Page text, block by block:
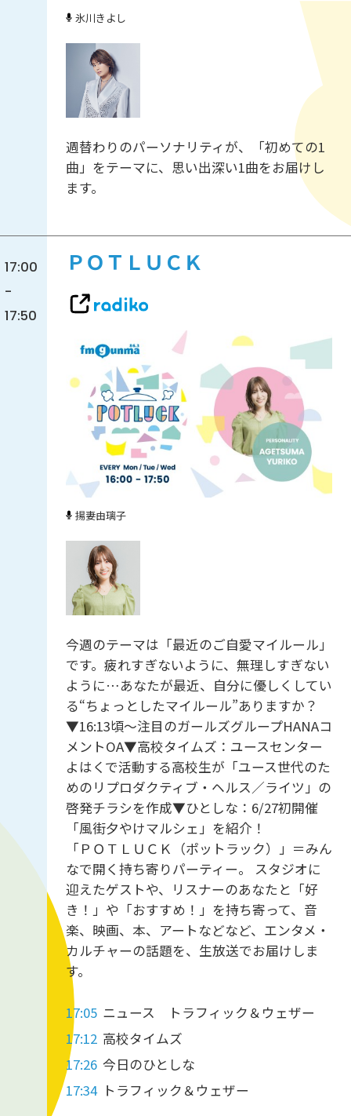
氷川きよし
週替わりのパーソナリティが、「初めての1
曲」をテーマに、思い出深い1曲をお届けし
ます。
17:00
-
17:50
ＰＯＴＬＵＣＫ
揚妻由璃子
今週のテーマは「最近のご自愛マイルール」
です。疲れすぎないように、無理しすぎない
ように…あなたが最近、自分に優しくしてい
る“ちょっとしたマイルール”ありますか？
▼16:13頃～注目のガールズグループHANAコ
メントOA▼高校タイムズ：ユースセンター
よはくで活動する高校生が「ユース世代のた
めのリプロダクティブ・ヘルス／ライツ」の
啓発チラシを作成▼ひとしな：6/27初開催
「風街夕やけマルシェ」を紹介！
「ＰＯＴＬＵＣＫ（ポットラック）」＝みん
なで開く持ち寄りパーティー。 スタジオに
迎えたゲストや、リスナーのあなたと「好
き！」や「おすすめ！」を持ち寄って、音
楽、映画、本、アートなどなど、エンタメ・
カルチャーの話題を、生放送でお届けしま
す。
17:05 ニュース トラフィック＆ウェザー
17:12 高校タイムズ
17:26 今日のひとしな
17:34 トラフィック＆ウェザー